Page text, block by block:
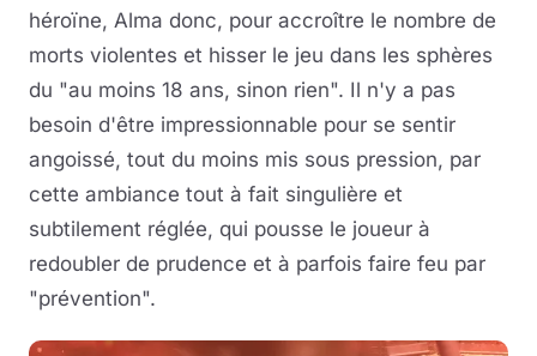
héroïne, Alma donc, pour accroître le nombre de
morts violentes et hisser le jeu dans les sphères
du "au moins 18 ans, sinon rien". Il n'y a pas
besoin d'être impressionnable pour se sentir
angoissé, tout du moins mis sous pression, par
cette ambiance tout à fait singulière et
subtilement réglée, qui pousse le joueur à
redoubler de prudence et à parfois faire feu par
"prévention".